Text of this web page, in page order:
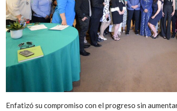
Enfatizó su compromiso con el progreso sin